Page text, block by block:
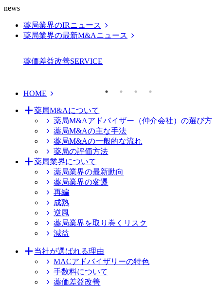
news
薬局業界のIRニュース
薬局業界の最新M&Aニュース
薬価差益改善SERVICE
HOME
薬局M&Aについて
薬局M&Aアドバイザー（仲介会社）の選び方
薬局M&Aの主な手法
薬局M&Aの一般的な流れ
薬局の評価方法
薬局業界について
薬局業界の最新動向
薬局業界の変遷
再編
成熟
逆風
薬局業界を取り巻くリスク
減益
当社が選ばれる理由
MACアドバイザリーの特色
手数料について
薬価差益改善